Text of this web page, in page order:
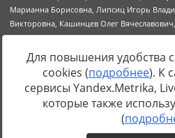
https://minjust.gov.ru/
inostrannyih-agentov-22-03-
Для повышения удобства
cookies (подробнее). К
сервисы Yandex.Metrika,
которые также
(